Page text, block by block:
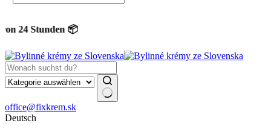
Stunden 📦
Keine
Ergebnisse
office@fixkrem.sk
Deutsch